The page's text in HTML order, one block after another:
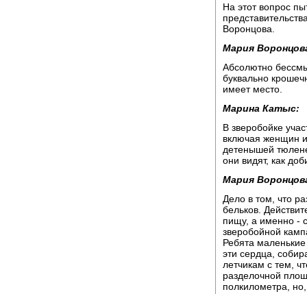
На этот вопрос
Воронцова.
Мария
Абсолютно
буквально
имеет место.
Марина Катыс:
В зверобойке
включая женщин и
детенышей
они видят, как
Мария
Дело в том, что
бельков.
пищу, а именно -
зверобойной
Ребята
эти сердца,
летчикам с тем,
разделочной
полкилометра,